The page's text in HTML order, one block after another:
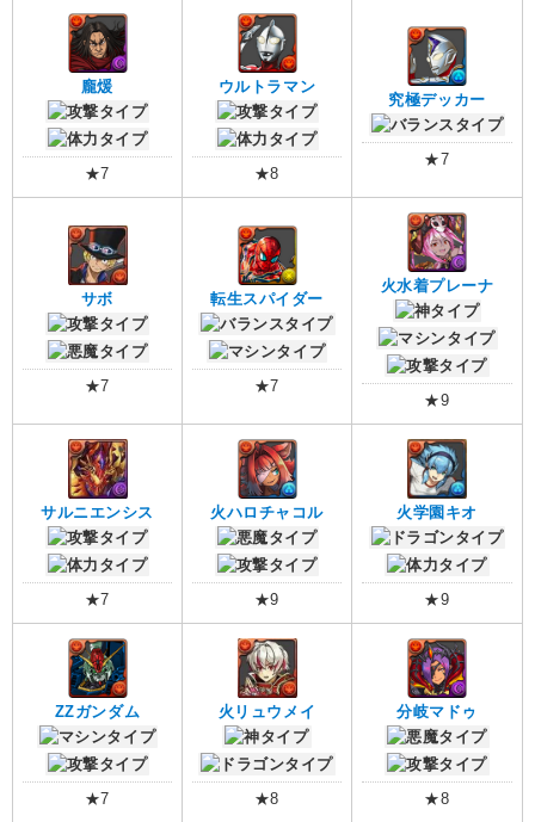
龐煖
★7
ウルトラマン
★8
究極デッカー
★7
サボ
★7
転生スパイダー
★7
火水着プレーナ
★9
サルニエンシス
★7
火ハロチャコル
★9
火学園キオ
★9
ZZガンダム
★7
火リュウメイ
★8
分岐マドゥ
★8